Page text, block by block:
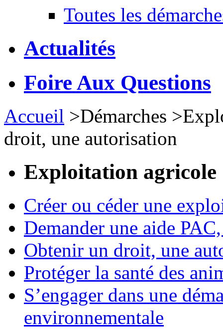
Toutes les
Actualités
Foire Aux Questions
Accueil >Démarches >
droit, une autorisation
Exploitation agricole
Créer ou céder une
Demander une aide
Obtenir un droit, une
Protéger la santé des
S’engager dans une
environnementale